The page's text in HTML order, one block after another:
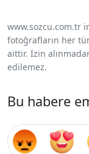
www.sozcu.com.tr
fotoğrafların her
aittir. İzin
edilemez.
Bu habere